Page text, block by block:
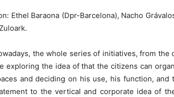
Ethel Baraona (Dpr-Barcelona), Nacho
the whole series of initiatives, from
exploring the idea of that the citizens can
and deciding on his use, his function,
to the vertical and corporate idea of